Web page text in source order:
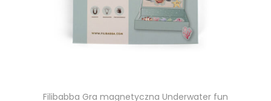
Filibabba Gra magnetyczna Underwater fun